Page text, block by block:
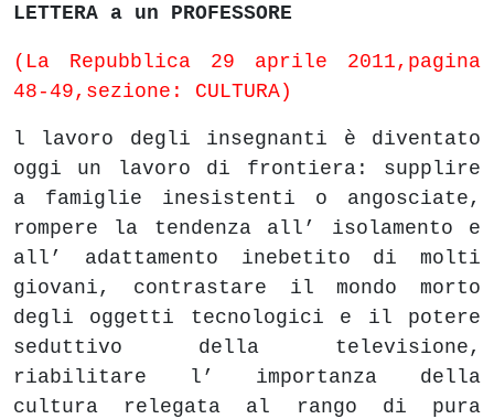
LETTERA a un PROFESSORE
(La Repubblica 29 aprile 2011,pagina
48-49,sezione: CULTURA)
l lavoro degli insegnanti è diventato
oggi un lavoro di frontiera: supplire
a famiglie inesistenti o angosciate,
rompere la tendenza all’ isolamento e
all’ adattamento inebetito di molti
giovani, contrastare il mondo morto
degli oggetti tecnologici e il potere
seduttivo della televisione,
riabilitare l’ importanza della
cultura relegata al rango di pura